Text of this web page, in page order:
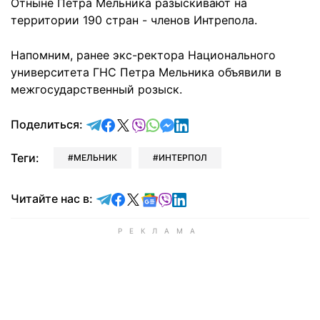
Отныне Петра Мельника разыскивают на
территории 190 стран - членов Интрепола.
Напомним, ранее экс-ректора Национального
университета ГНС Петра Мельника объявили в
межгосударственный розыск.
Поделиться: отправить в Telegram
поделиться в Facebook
поделиться в X
отправить в Viber
отправить в Whatsapp
отправить в Messenger
отправить в LinkedIn
Теги: МЕЛЬНИК ИНТЕРПОЛ
Читайте нас в: Читайте в Telegram
Читайте в Facebook
Читайте в X
Читайте в Google news
Читайте в Viber
Читайте в LinkedIn